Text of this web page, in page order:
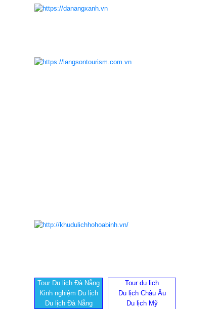
Tour Du lịch Đà Nẵng
Kinh nghiệm Du lịch
Du lịch Đà Nẵng
Tour du lịch
Du lịch Châu Âu
Du lịch Mỹ